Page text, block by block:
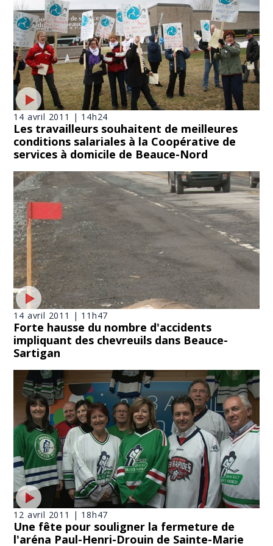
14 avril 2011 | 14h24
Les travailleurs souhaitent de meilleures
conditions salariales à la Coopérative de
services à domicile de Beauce-Nord
14 avril 2011 | 11h47
Forte hausse du nombre d'accidents
impliquant des chevreuils dans Beauce-
Sartigan
12 avril 2011 | 18h47
Une fête pour souligner la fermeture de
l'aréna Paul-Henri-Drouin de Sainte-Marie